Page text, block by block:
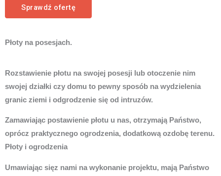
Sprawdź ofertę
Płoty na posesjach.
Rozstawienie płotu na swojej posesji lub otoczenie nim
swojej działki czy domu to pewny sposób na wydzielenia
granic ziemi i odgrodzenie się od intruzów.
Zamawiając postawienie płotu u nas, otrzymają Państwo,
oprócz praktycznego ogrodzenia, dodatkową ozdobę terenu.
Płoty i ogrodzenia
Umawiając sięz nami na wykonanie projektu, mają Państwo